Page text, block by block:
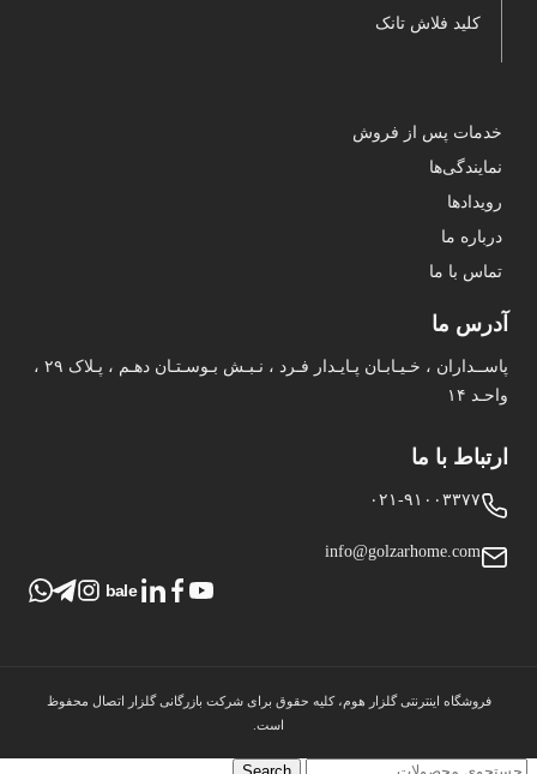
bale
آدرس ما
پاســداران ، خـیـابـان پـایـدار فـرد ، نـبـش بـوسـتـان دهـم ، پـلاک ۲۹ ،
واحـد ۱۴
ارتباط با ما
۰۲۱-۹۱۰۰۳۳۷۷
info@golzarhome.com
خدمات پس از فروش
نمایندگی‌ها
رویدادها
درباره ما
تماس با ما
کلید فلاش تانک
فروشگاه اینترنتی گلزار هوم، کلیه حقوق برای شرکت بازرگانی گلزار اتصال محفوظ
است.